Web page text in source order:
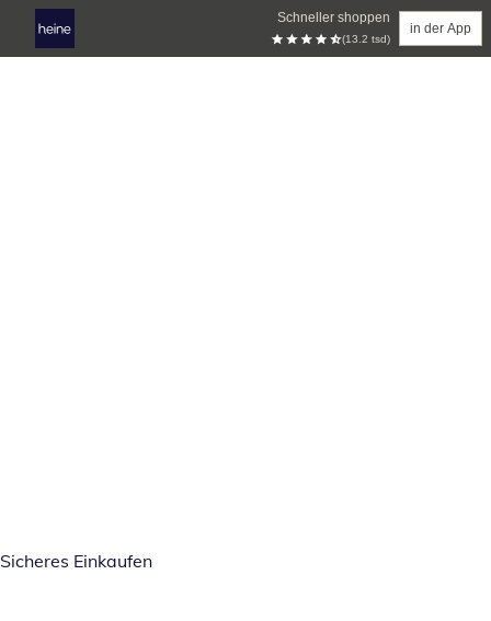
Schneller shoppen
(13.2 tsd)
in der App
Sicheres Einkaufen